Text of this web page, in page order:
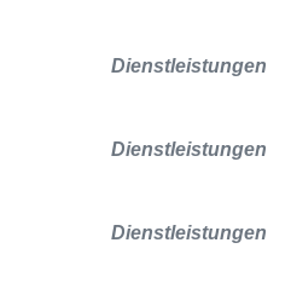
Dienstleistungen
Dienstleistungen
Dienstleistungen